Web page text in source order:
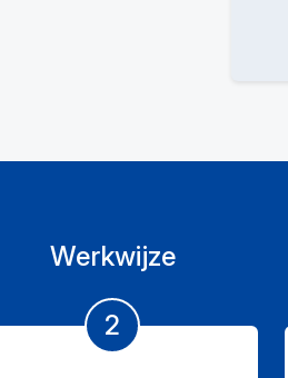
Werkwijze
2